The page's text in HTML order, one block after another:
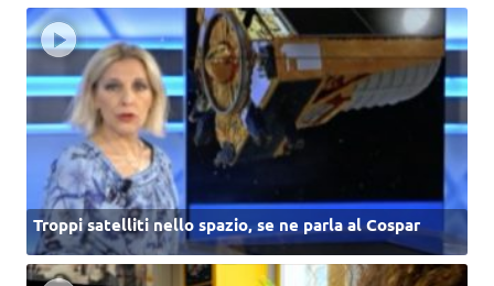
Troppi satelliti nello spazio, se ne parla al Cospar